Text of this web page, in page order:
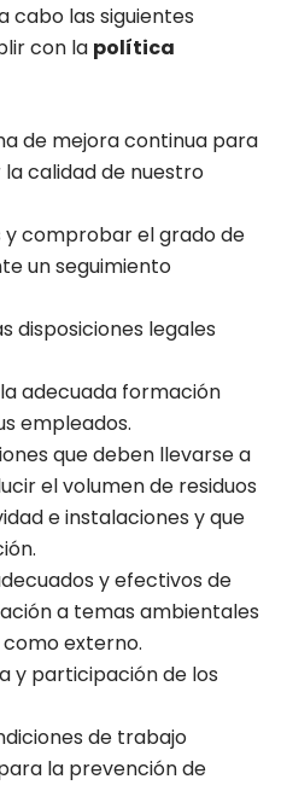
cabo las siguientes
con la política
de mejora continua para
calidad de nuestro
comprobar el grado de
un seguimiento
disposiciones legales
adecuada formación
empleados.
que deben llevarse a
el volumen de residuos
e instalaciones y que
y efectivos de
a temas ambientales
externo.
y participación de los
de trabajo
la prevención de